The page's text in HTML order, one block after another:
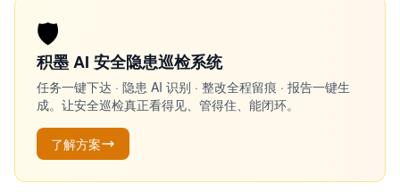
🛡️
积墨 AI 安全隐患巡检系统
任务一键下达 · 隐患 AI 识别 · 整改全程留痕 · 报告一键生
成。让安全巡检真正看得见、管得住、能闭环。
了解方案